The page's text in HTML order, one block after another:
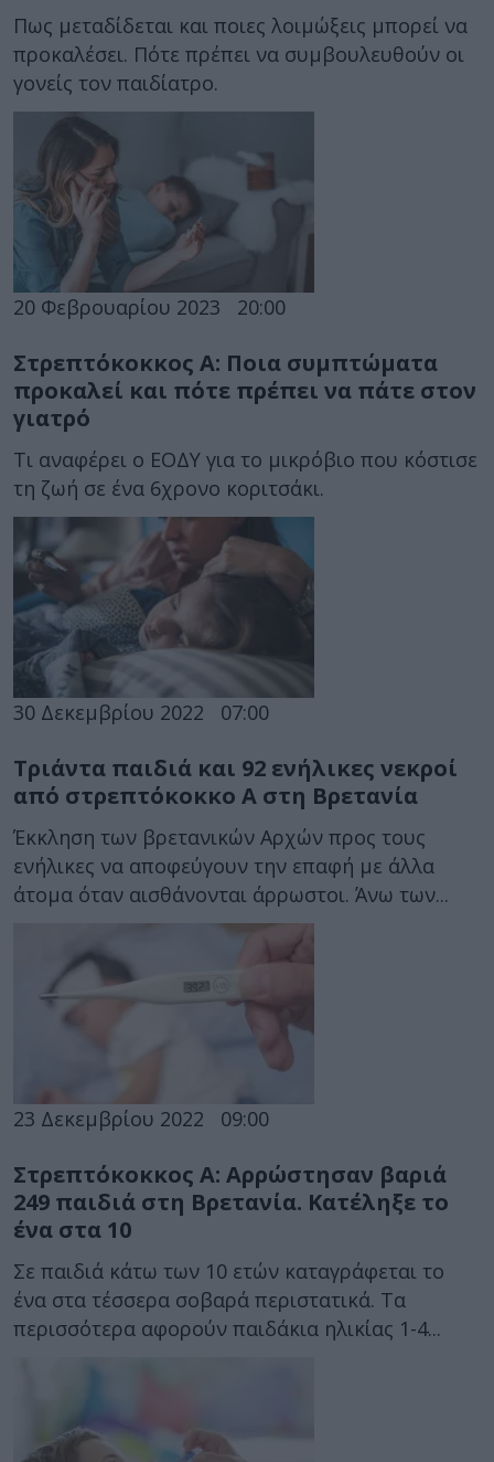
Πως μεταδίδεται και ποιες λοιμώξεις μπορεί να
προκαλέσει. Πότε πρέπει να συμβουλευθούν οι
γονείς τον παιδίατρο.
20 Φεβρουαρίου 2023 20:00
Στρεπτόκοκκος Α: Ποια συμπτώματα
προκαλεί και πότε πρέπει να πάτε στον
γιατρό
Τι αναφέρει ο ΕΟΔΥ για το μικρόβιο που κόστισε
τη ζωή σε ένα 6χρονο κοριτσάκι.
30 Δεκεμβρίου 2022 07:00
Τριάντα παιδιά και 92 ενήλικες νεκροί
από στρεπτόκοκκο Α στη Βρετανία
Έκκληση των βρετανικών Αρχών προς τους
ενήλικες να αποφεύγουν την επαφή με άλλα
άτομα όταν αισθάνονται άρρωστοι. Άνω των...
23 Δεκεμβρίου 2022 09:00
Στρεπτόκοκκος Α: Αρρώστησαν βαριά
249 παιδιά στη Βρετανία. Κατέληξε το
ένα στα 10
Σε παιδιά κάτω των 10 ετών καταγράφεται το
ένα στα τέσσερα σοβαρά περιστατικά. Τα
περισσότερα αφορούν παιδάκια ηλικίας 1-4...